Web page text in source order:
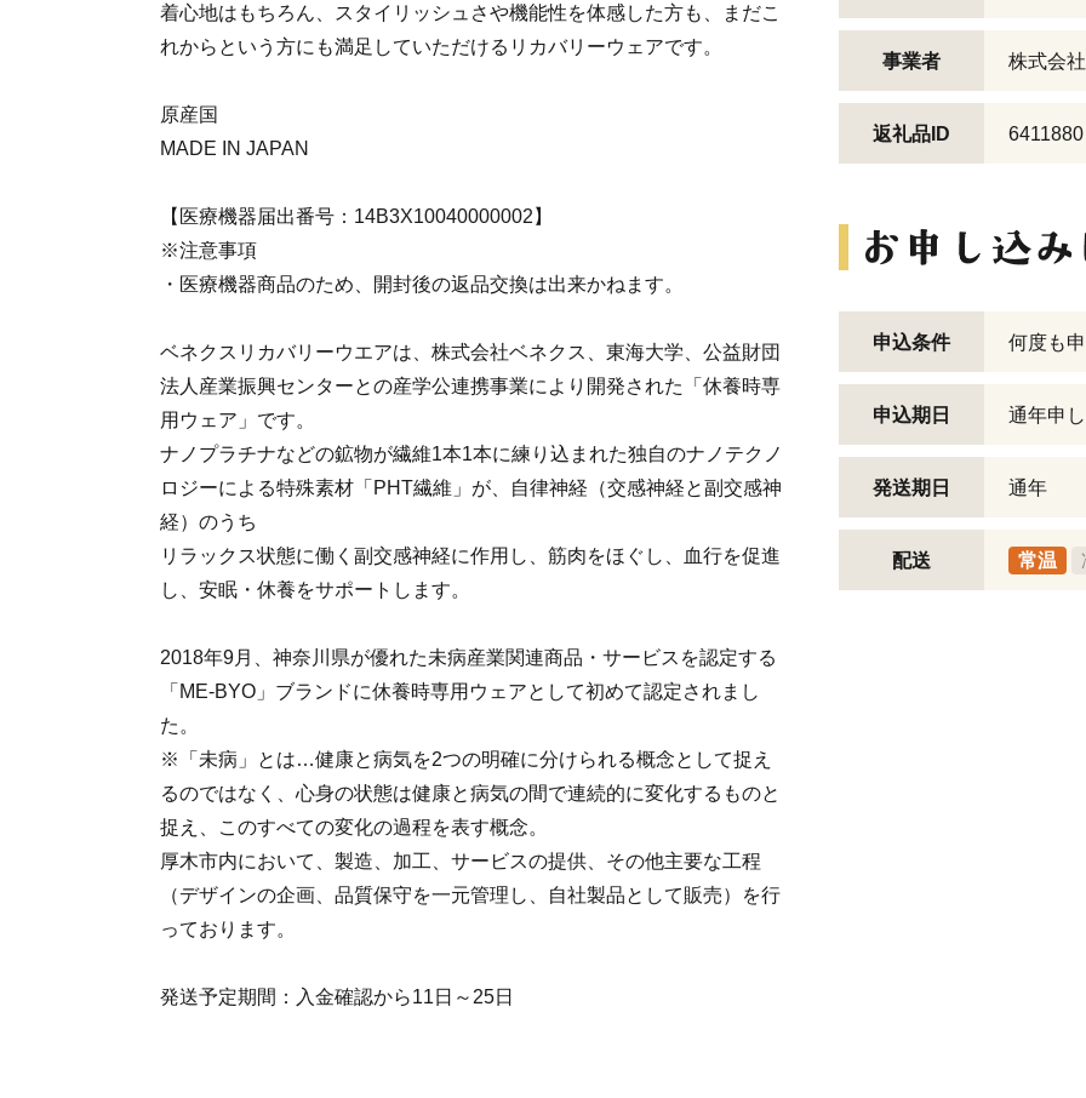
着心地はもちろん、スタイリッシュさや機能性を体感した方も、まだこ
れからという方にも満足していただけるリカバリーウェアです。
原産国
MADE IN JAPAN
【医療機器届出番号：14B3X10040000002】
※注意事項
・医療機器商品のため、開封後の返品交換は出来かねます。
ベネクスリカバリーウエアは、株式会社ベネクス、東海大学、公益財団
法人産業振興センターとの産学公連携事業により開発された「休養時専
用ウェア」です。
ナノプラチナなどの鉱物が繊維1本1本に練り込まれた独自のナノテクノ
ロジーによる特殊素材「PHT繊維」が、自律神経（交感神経と副交感神
経）のうち
リラックス状態に働く副交感神経に作用し、筋肉をほぐし、血行を促進
し、安眠・休養をサポートします。
2018年9月、神奈川県が優れた未病産業関連商品・サービスを認定する
「ME‐BYO」ブランドに休養時専用ウェアとして初めて認定されまし
た。
※「未病」とは…健康と病気を2つの明確に分けられる概念として捉え
るのではなく、心身の状態は健康と病気の間で連続的に変化するものと
捉え、このすべての変化の過程を表す概念。
厚木市内において、製造、加工、サービスの提供、その他主要な工程
（デザインの企画、品質保守を一元管理し、自社製品として販売）を行
っております。
発送予定期間：入金確認から11日～25日
事業者 株式会
返礼品ID 6411880
申込条件 何度も
申込期日 通年申
発送期日 通年
配送 常温